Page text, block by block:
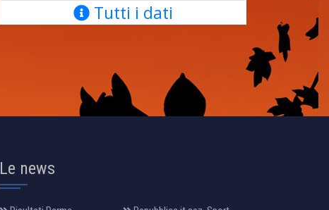
Tutti i dati
Le news